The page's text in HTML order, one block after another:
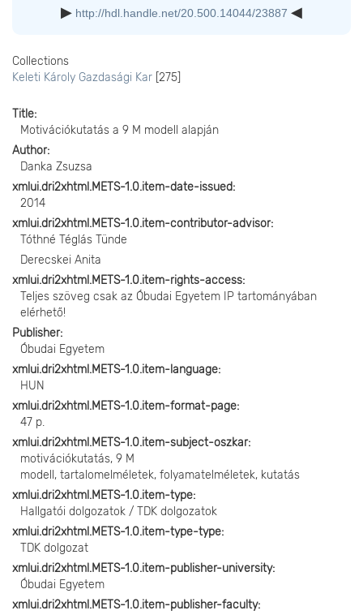
http://hdl.handle.net/20.500.14044/23887
Collections
Keleti Károly Gazdasági Kar [275]
Title
Motivációkutatás a 9 M modell alapján
Author
Danka Zsuzsa
xmlui.dri2xhtml.METS-1.0.item-date-issued
2014
xmlui.dri2xhtml.METS-1.0.item-contributor-advisor
Tóthné Téglás Tünde
Derecskei Anita
xmlui.dri2xhtml.METS-1.0.item-rights-access
Teljes szöveg csak az Óbudai Egyetem IP tartományában
elérhető!
Publisher
Óbudai Egyetem
xmlui.dri2xhtml.METS-1.0.item-language
HUN
xmlui.dri2xhtml.METS-1.0.item-format-page
47 p.
xmlui.dri2xhtml.METS-1.0.item-subject-oszkar
motivációkutatás, 9 M
modell, tartalomelméletek, folyamatelméletek, kutatás
xmlui.dri2xhtml.METS-1.0.item-type
Hallgatói dolgozatok / TDK dolgozatok
xmlui.dri2xhtml.METS-1.0.item-type-type
TDK dolgozat
xmlui.dri2xhtml.METS-1.0.item-publisher-university
Óbudai Egyetem
xmlui.dri2xhtml.METS-1.0.item-publisher-faculty